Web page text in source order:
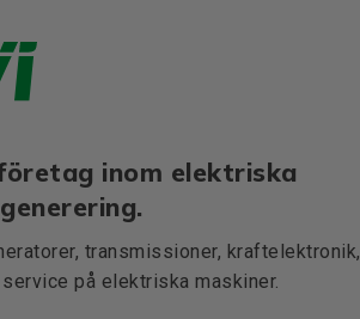
inom elektriska
transmissioner, kraftelektronik,
på elektriska maskiner.